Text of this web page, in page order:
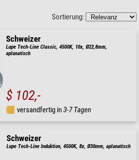
Sortierung:
Schweizer
Lupe Tech-Line Classic, 4500K, 10x, Ø22,8mm,
aplanatisch
$ 102,-
versandfertig in3-7 Tagen
Schweizer
Lupe Tech-Line Induktion, 4500K, 8x, Ø30mm, aplanatisch